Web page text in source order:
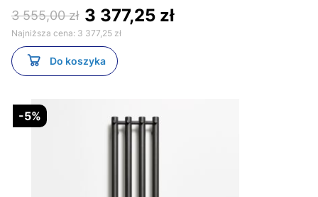
3 555,00 zł 3 377,25 zł
Najniższa cena: 3 377,25 zł
Do koszyka
-5%